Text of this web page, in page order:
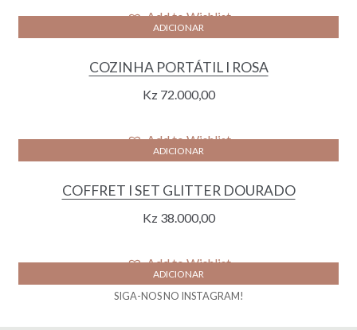
Add to Wishlist
ADICIONAR
COZINHA PORTÁTIL I ROSA
Kz72.000,00
Add to Wishlist
ADICIONAR
COFFRET I SET GLITTER DOURADO
Kz38.000,00
Add to Wishlist
ADICIONAR
SIGA-NOS NO INSTAGRAM!